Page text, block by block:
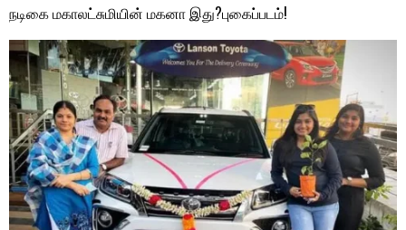
நடிகை மகாலட்சுமியின் மகனா இது?புகைப்படம்!